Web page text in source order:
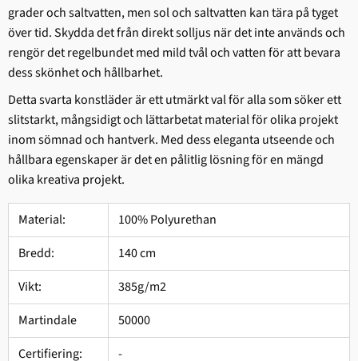
grader och saltvatten, men sol och saltvatten kan tära på tyget
över tid. Skydda det från direkt solljus när det inte används och
rengör det regelbundet med mild tvål och vatten för att bevara
dess skönhet och hållbarhet.
Detta svarta konstläder är ett utmärkt val för alla som söker ett
slitstarkt, mångsidigt och lättarbetat material för olika projekt
inom sömnad och hantverk. Med dess eleganta utseende och
hållbara egenskaper är det en pålitlig lösning för en mängd
olika kreativa projekt.
Material:
100% Polyurethan
Bredd:
140 cm
Vikt:
385g/m2
Martindale
50000
Certifiering:
-